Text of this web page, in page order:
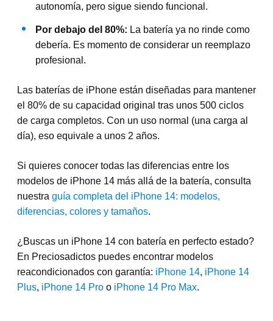
autonomía, pero sigue siendo funcional.
Por debajo del 80%: La batería ya no rinde como
debería. Es momento de considerar un reemplazo
profesional.
Las baterías de iPhone están diseñadas para mantener
el 80% de su capacidad original tras unos 500 ciclos
de carga completos. Con un uso normal (una carga al
día), eso equivale a unos 2 años.
Si quieres conocer todas las diferencias entre los
modelos de iPhone 14 más allá de la batería, consulta
nuestra guía completa del iPhone 14: modelos,
diferencias, colores y tamaños.
¿Buscas un iPhone 14 con batería en perfecto estado?
En Preciosadictos puedes encontrar modelos
reacondicionados con garantía: iPhone 14, iPhone 14
Plus, iPhone 14 Pro o iPhone 14 Pro Max.